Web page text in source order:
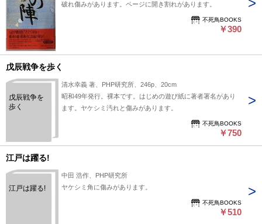
破れ傷みがあります。ページに開き割れがあります。
不死鳥BOOKS
￥390
戊辰戦争を歩く
戊辰戦争を
歩く
清水幸義 著、PHP研究所、246p、20cm
昭和49年発行。裸本です。はじめの遊び紙に著者署名があり
ます。ヤケシミ汚れと傷みがあります。
不死鳥BOOKS
￥750
江戸は躍る!
江戸は躍る!
中田 浩作、PHP研究所
ヤケシミ角に傷みがあります。
不死鳥BOOKS
￥510